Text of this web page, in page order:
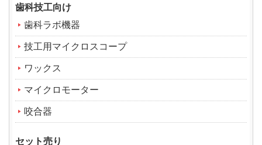
歯科技工向け
歯科ラボ機器
技工用マイクロスコープ
ワックス
マイクロモーター
咬合器
セット売り